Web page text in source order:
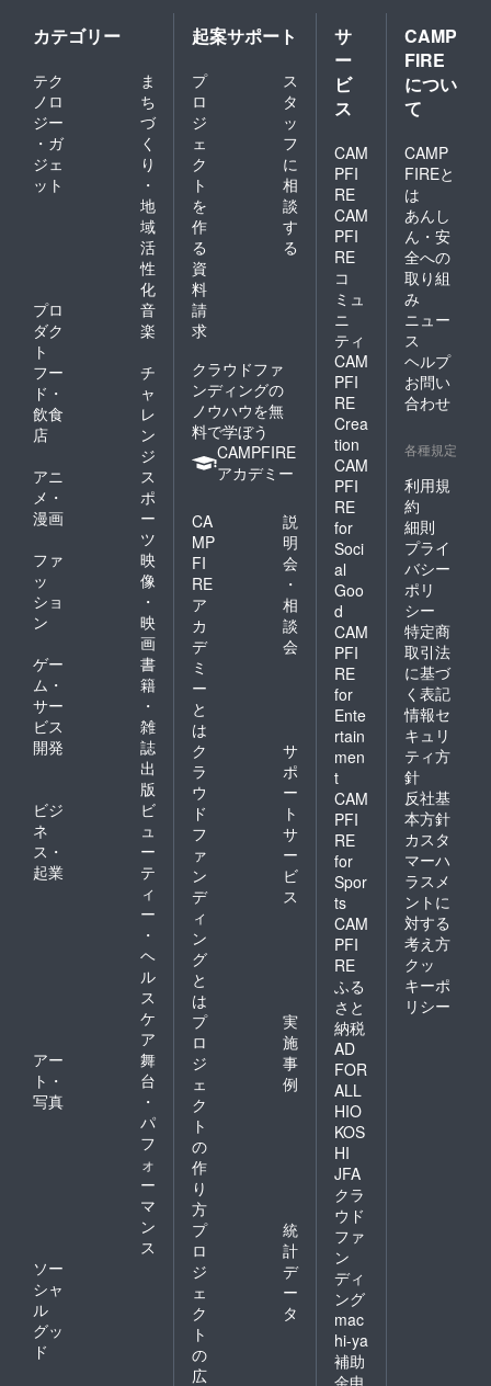
足りな
いとい
う方に
オスス
メで
す。
酸味が
濃厚な
甘さを
際立た
せる コ
るいち
ごで
す。 果
肉は硬
めで
しっか
りとし
た食感
で、食
べ応え
バツグ
ン。 甘
さだけ
では物
足りな
いとい
オスス
す。
真っ赤
で とて
ジュー
シーで
濃厚で
リー…
フルー
ティー
な強い
甘さと
程良い
酸味が
コク深
く、 近
年人気
上昇中
の品種
です。
ビタミ
ンC含有
量が他
ごの1.5
7粒食べ
ると1日
に必要
なビタ
ミンCが
取れる
優れも
ので
す。 さ
ちの
か…上
品な香
りで、
程良い
酸味が
濃厚な
甘さを
際立た
せる コ
クのあ
るいち
ごで
す。 果
肉は硬
しっか
りとし
た食感
で、食
べ応え
バツグ
カテゴリー
テク
ノロ
ジー
・ガ
ジェ
ット
ま
ち
づ
く
り
・
地
域
活
性
化
プロ
ダク
ト
音
楽
フー
ド・
飲食
店
チ
ャ
レ
ン
ジ
アニ
メ・
漫画
ス
ポ
ー
ツ
ファ
ッ
ショ
ン
映
像
・
映
画
ゲー
ム・
サー
ビス
開発
書
籍
・
雑
誌
出
版
ビジ
ネ
ス・
起業
ビ
ュ
ー
テ
ィ
ー
・
ヘ
ル
ス
ケ
ア
アー
ト・
写真
舞
台
・
パ
フ
ォ
ー
マ
ン
ス
ソー
シャ
ル
グッ
ド
起案サポート
プ
ロ
ジ
ェ
ク
ト
を
作
る
ス
タ
ッ
フ
に
相
談
す
る
資
料
請
求
クラウドファ
ンディングの
ノウハウを無
料で学ぼう
CAMPFIRE
アカデミー
CA
MP
FI
RE
ア
カ
デ
ミ
ー
と
は
説
明
会
・
相
談
会
ク
ラ
ウ
ド
フ
ァ
ン
デ
ィ
ン
グ
と
は
サ
ポ
ー
ト
サ
ー
ビ
ス
プ
ロ
ジ
ェ
ク
ト
の
作
り
方
実
施
事
例
プ
ロ
ジ
ェ
ク
ト
の
広
統
計
デ
ー
タ
サ
ー
ビ
ス
CAM
PFI
RE
CAM
PFI
RE
コ
ミュ
ニ
ティ
CAM
PFI
RE
Crea
tion
CAM
PFI
RE
for
Soci
al
Goo
d
CAM
PFI
RE
for
Ente
rtain
men
t
CAM
PFI
RE
for
Spor
ts
CAM
PFI
RE
ふる
さと
納税
AD
FOR
ALL
HIO
KOS
HI
JFA
クラ
ウド
ファ
ン
ディ
ング
mac
hi-ya
補助
金申
CAMP
FIRE
につい
て
CAMP
FIREと
は
あんし
ん・安
全への
取り組
み
ニュー
ス
ヘルプ
お問い
合わせ
各種規定
利用規
約
細則
プライ
バシー
ポリ
シー
特定商
取引法
に基づ
く表記
情報セ
キュリ
ティ方
針
反社基
本方針
カスタ
マーハ
ラスメ
ントに
対する
考え方
クッ
キーポ
リシー